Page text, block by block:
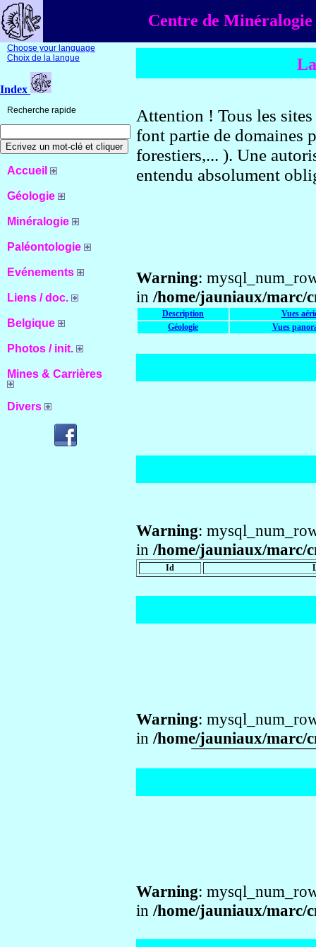
Centre de Minéralogie
Choose your language
Choix de la langue
Index
Recherche rapide
Accueil
Géologie
Minéralogie
Paléontologie
Evénements
Liens / doc.
Belgique
Photos / init.
Mines & Carrières
Divers
Attention ! Tous les
font partie de domaines
forestiers,... ). Une
entendu absolument
Warning:
in /home/jauniaux/marc/
Description
Vues
Géologie
Vues
Warning:
in /home/jauniaux/marc/
Id
Warning:
in /home/jauniaux/marc/
Warning:
in /home/jauniaux/marc/